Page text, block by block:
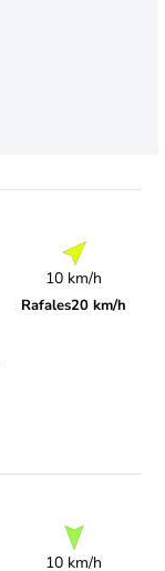
10 km/h
Rafales20 km/h
10 km/h